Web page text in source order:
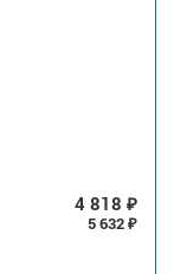
4 818 ₽
5 632 ₽